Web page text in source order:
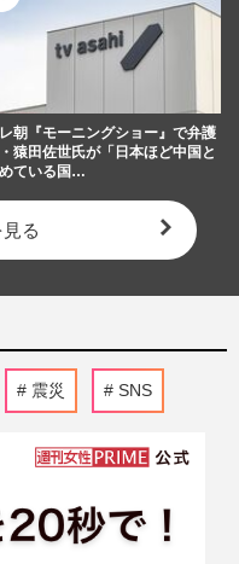
朝『モーニングショー』で弁護
猿田佐世氏が「日本ほど中国と
ている国…
る
震災 SNS